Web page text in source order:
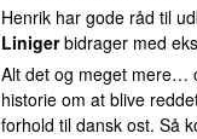
Henrik har gode råd til
Linigerbidrager med
Alt det og meget mere…
historie om at blive
forhold til dansk ost. Så